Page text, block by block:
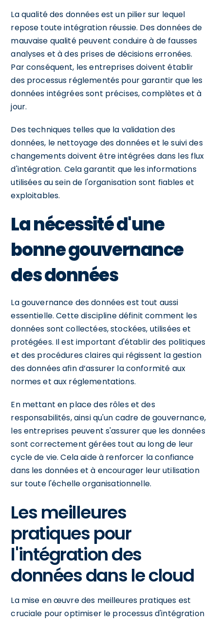
La qualité des données est un pilier sur lequel
repose toute intégration réussie. Des données de
mauvaise qualité peuvent conduire à de fausses
analyses et à des prises de décisions erronées.
Par conséquent, les entreprises doivent établir
des processus réglementés pour garantir que les
données intégrées sont précises, complètes et à
jour.
Des techniques telles que la validation des
données, le nettoyage des données et le suivi des
changements doivent être intégrées dans les flux
d'intégration. Cela garantit que les informations
utilisées au sein de l'organisation sont fiables et
exploitables.
La nécessité d'une
bonne gouvernance
des données
La gouvernance des données est tout aussi
essentielle. Cette discipline définit comment les
données sont collectées, stockées, utilisées et
protégées. Il est important d'établir des politiques
et des procédures claires qui régissent la gestion
des données afin d’assurer la conformité aux
normes et aux réglementations.
En mettant en place des rôles et des
responsabilités, ainsi qu'un cadre de gouvernance,
les entreprises peuvent s'assurer que les données
sont correctement gérées tout au long de leur
cycle de vie. Cela aide à renforcer la confiance
dans les données et à encourager leur utilisation
sur toute l'échelle organisationnelle.
Les meilleures
pratiques pour
l'intégration des
données dans le cloud
La mise en œuvre des meilleures pratiques est
cruciale pour optimiser le processus d'intégration